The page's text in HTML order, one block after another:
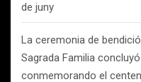
de juny
La ceremonia de
Sagrada Familia
conmemorando el